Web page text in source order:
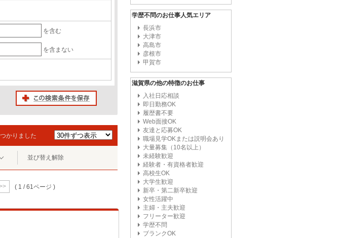
を含む
を含まない
かりました
並び替え解除
( 1 / 61ページ )
学歴不問のお仕事人気エリア
長浜市
大津市
高島市
彦根市
甲賀市
滋賀県の他の特徴のお仕事
入社日応相談
即日勤務OK
履歴書不要
Web面接OK
友達と応募OK
職場見学OKまたは説明会あり
大量募集（10名以上）
未経験歓迎
経験者・有資格者歓迎
高校生OK
大学生歓迎
新卒・第二新卒歓迎
女性活躍中
主婦・主夫歓迎
フリーター歓迎
学歴不問
ブランクOK